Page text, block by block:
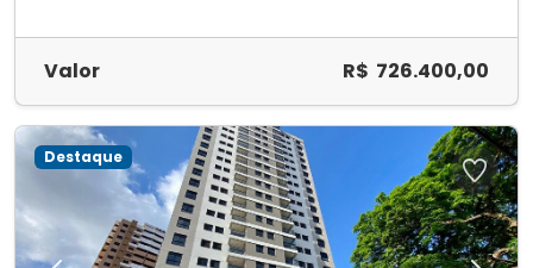
Valor R$ 726.400,00
Destaque